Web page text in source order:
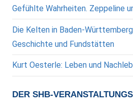
Gefühlte Wahrheiten. Zeppeline
Die Kelten in Baden-
Geschichte und Fundstätten
Kurt Oesterle: Leben und
DER SHB-